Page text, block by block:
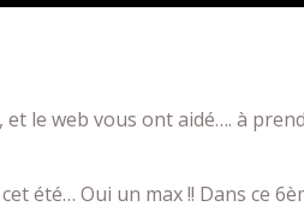
et le web vous ont aidé…. à
été… Oui un max !! Dans ce